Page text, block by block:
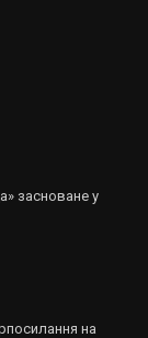
засноване у
на